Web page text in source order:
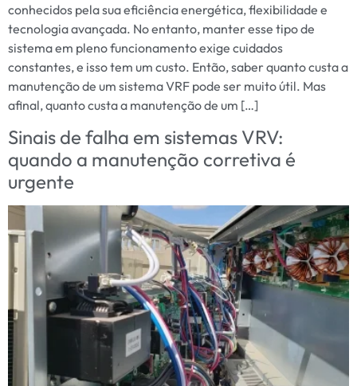
conhecidos pela sua eficiência energética, flexibilidade e
tecnologia avançada. No entanto, manter esse tipo de
sistema em pleno funcionamento exige cuidados
constantes, e isso tem um custo. Então, saber quanto custa a
manutenção de um sistema VRF pode ser muito útil. Mas
afinal, quanto custa a manutenção de um […]
Sinais de falha em sistemas VRV:
quando a manutenção corretiva é
urgente